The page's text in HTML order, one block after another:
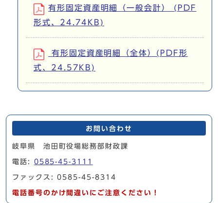
有形固定資産明細（一般会計） (PDF
形式、24.74KB)
有形固定資産明細（全体）(PDF形
式、24.57KB)
お問い合わせ
岐阜県 池田町役場総務部財政課
電話: 0585-45-3111
ファックス: 0585-45-8314
電話番号のかけ間違いにご注意ください！